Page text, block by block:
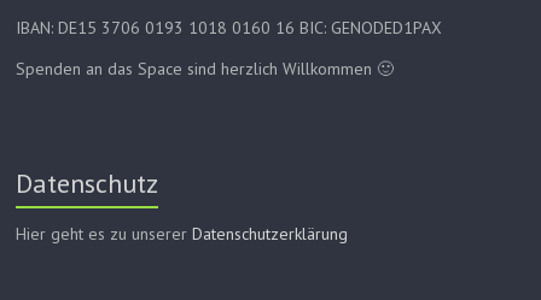
IBAN: DE15 3706 0193 1018 0160 16 BIC: GENODED1PAX
Spenden an das Space sind herzlich Willkommen 🙂
Datenschutz
Hier geht es zu unsererDatenschutzerklärung